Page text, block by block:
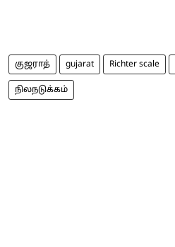
குஜராத் gujarat Richter scale
நிலநடுக்கம்